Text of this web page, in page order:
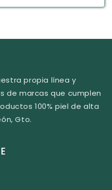
propia línea y
de marcas que cumplen
100% piel de alta
Gto.